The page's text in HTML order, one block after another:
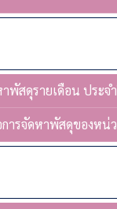
าพัสดุรายเดือน ประ
การจัดหาพัสดุของห